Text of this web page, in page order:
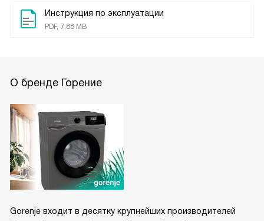
Инструкция по эксплуатации
PDF, 7.88 MB
О бренде Горение
Gorenje входит в десятку крупнейших производителей